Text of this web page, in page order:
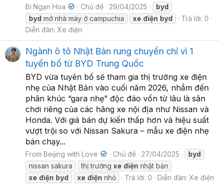
Bỉ Ngạn Hoa Chủ đề 29/04/2025
byd
byd mở nhà máy ở campuchia xe điện byd
Trả lời: 0
Diễn đàn: Xe điện
Ngành ô tô Nhật Bản rung chuyển chỉ vì 1
tuyến bố từ BYD Trung Quốc
BYD vừa tuyên bố sẽ tham gia thị trường xe điện
nhẹ của Nhật Bản vào cuối năm 2026, nhắm đến
phân khúc “gara nhẹ” độc đáo vốn từ lâu là sân
chơi riêng của các hãng xe nội địa như Nissan và
Honda. Với giá bán dự kiến thấp hơn và hiệu suất
vượt trội so với Nissan Sakura – mẫu xe điện nhẹ
bán chạy...
From Beijing with Love Chủ đề 27/04/2025
byd
nissan sakura
thị trường xe điện nhật bản
xe điện byd xe điện nhỏ Trả lời: 0 Diễn đàn: Xe điện